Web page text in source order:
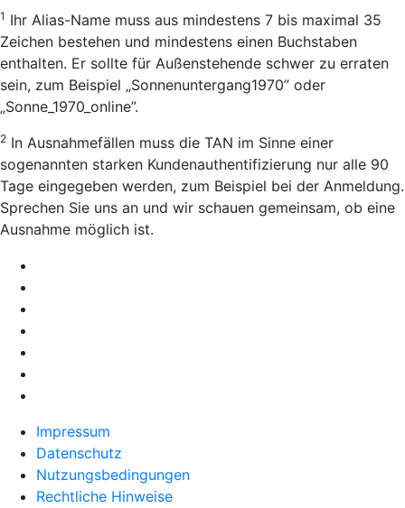
1 Ihr Alias-Name muss aus mindestens 7 bis maximal 35
Zeichen bestehen und mindestens einen Buchstaben
enthalten. Er sollte für Außenstehende schwer zu erraten
sein, zum Beispiel „Sonnenuntergang1970” oder
„Sonne_1970_online”.
2 In Ausnahmefällen muss die TAN im Sinne einer
sogenannten starken Kundenauthentifizierung nur alle 90
Tage eingegeben werden, zum Beispiel bei der Anmeldung.
Sprechen Sie uns an und wir schauen gemeinsam, ob eine
Ausnahme möglich ist.
Impressum
Datenschutz
Nutzungsbedingungen
Rechtliche Hinweise